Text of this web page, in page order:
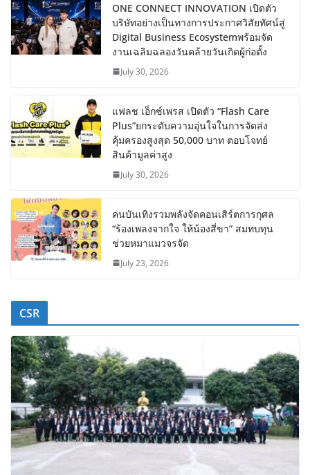
ONE CONNECT INNOVATION เปิดตัว
บริษัทอย่างเป็นทางการประกาศวิสัยทัศน์สู่
Digital Business Ecosystemพร้อมจัด
งานเฉลิมฉลองวันคล้ายวันเกิดผู้ก่อตั้ง
July 30, 2026
แฟลช เอ็กซ์เพรส เปิดตัว “Flash Care
Plus”ยกระดับความอุ่นใจในการจัดส่ง
คุ้มครองสูงสุด 50,000 บาท ตอบโจทย์
สินค้ามูลค่าสูง
July 30, 2026
คนบันเทิงรวมพลังจัดคอนเสิร์ตการกุศล
“ร้องเพลงจากใจ ให้น้องสี่ขา” สมทบทุน
ช่วยหมาแมวจรจัด
July 23, 2026
CSR